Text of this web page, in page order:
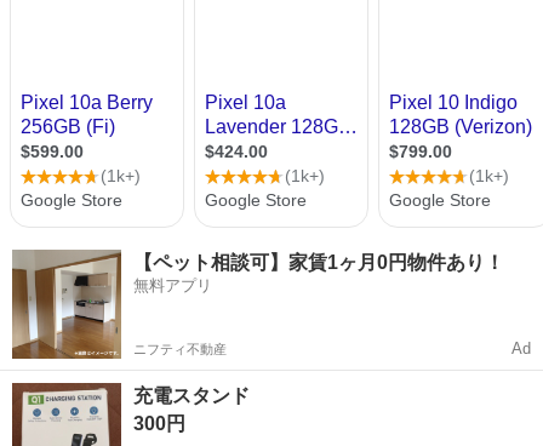
【ペット相談可】家賃1ヶ月0円物件あり！
無料アプリ
ニフティ不動産 Ad
充電スタンド
300円